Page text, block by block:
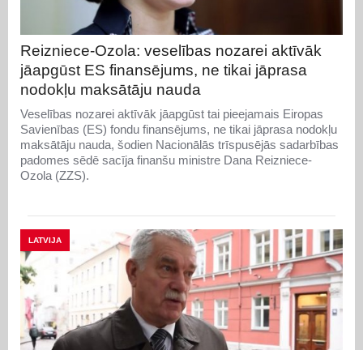
Reizniece-Ozola: veselības nozarei aktīvāk
jāapgūst ES finansējums, ne tikai jāprasa
nodokļu maksātāju nauda
Veselības nozarei aktīvāk jāapgūst tai pieejamais Eiropas
Savienības (ES) fondu finansējums, ne tikai jāprasa nodokļu
maksātāju nauda, šodien Nacionālās trīspusējās sadarbības
padomes sēdē sacīja finanšu ministre Dana Reizniece-
Ozola (ZZS).
LATVIJA